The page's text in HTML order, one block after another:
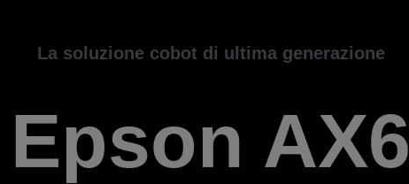
La soluzione cobot di ultima generazione
Epson